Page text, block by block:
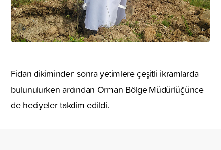
Fidan dikiminden sonra yetimlere çeşitli ikramlarda
bulunulurken ardından Orman Bölge Müdürlüğünce
de hediyeler takdim edildi.